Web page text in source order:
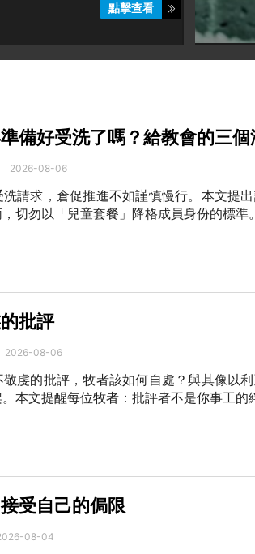
點擊查看
備好受洗了嗎？給教會的三
2026-08-06
請求，倉促推進不如謹慎慢行。本文提
切勿以「兒童套餐」降格成員身份的標準。
批評
2026-08-06
虔的批評，牧者該如何自處？與其像以
本文提醒每位牧者：批評者不是你事工的
受自己的侷限
08-04